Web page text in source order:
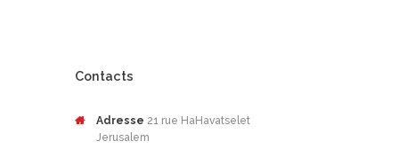
Contacts
Adresse 21 rue HaHavatselet
Jerusalem